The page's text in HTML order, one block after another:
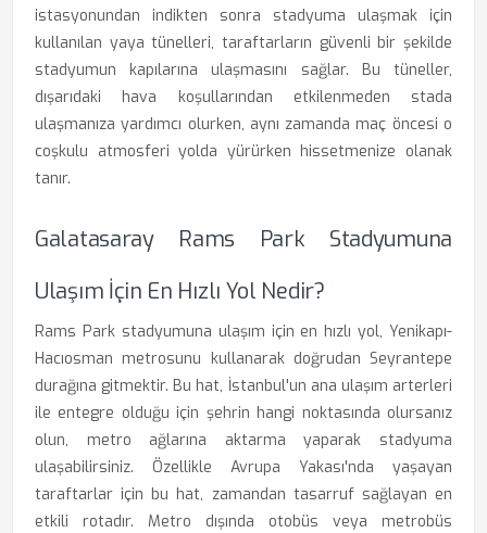
istasyonundan indikten sonra stadyuma ulaşmak için
kullanılan yaya tünelleri, taraftarların güvenli bir şekilde
stadyumun kapılarına ulaşmasını sağlar. Bu tüneller,
dışarıdaki hava koşullarından etkilenmeden stada
ulaşmanıza yardımcı olurken, aynı zamanda maç öncesi o
coşkulu atmosferi yolda yürürken hissetmenize olanak
tanır.
Galatasaray Rams Park Stadyumuna
Ulaşım İçin En Hızlı Yol Nedir?
Rams Park stadyumuna ulaşım için en hızlı yol, Yenikapı-
Hacıosman metrosunu kullanarak doğrudan Seyrantepe
durağına gitmektir. Bu hat, İstanbul'un ana ulaşım arterleri
ile entegre olduğu için şehrin hangi noktasında olursanız
olun, metro ağlarına aktarma yaparak stadyuma
ulaşabilirsiniz. Özellikle Avrupa Yakası'nda yaşayan
taraftarlar için bu hat, zamandan tasarruf sağlayan en
etkili rotadır. Metro dışında otobüs veya metrobüs